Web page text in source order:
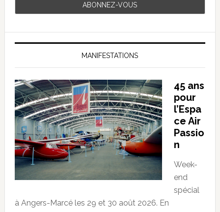
MANIFESTATIONS
45 ans
pour
l’Espa
ce Air
Passio
n
Week-
end
spécial
à Angers-Marcé les 29 et 30 août 2026. En